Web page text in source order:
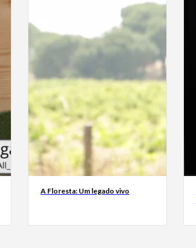
A Floresta: Um legado vivo